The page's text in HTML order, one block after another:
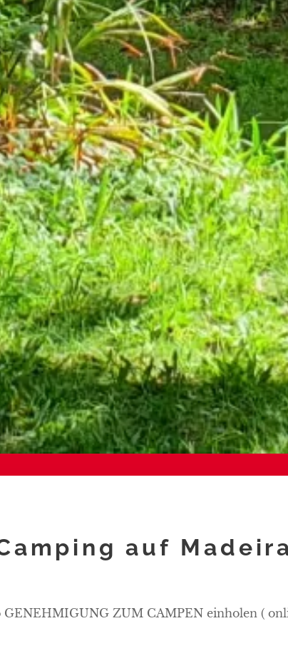
auf
GENEHMIGUNG ZUM CAMPEN einholen (